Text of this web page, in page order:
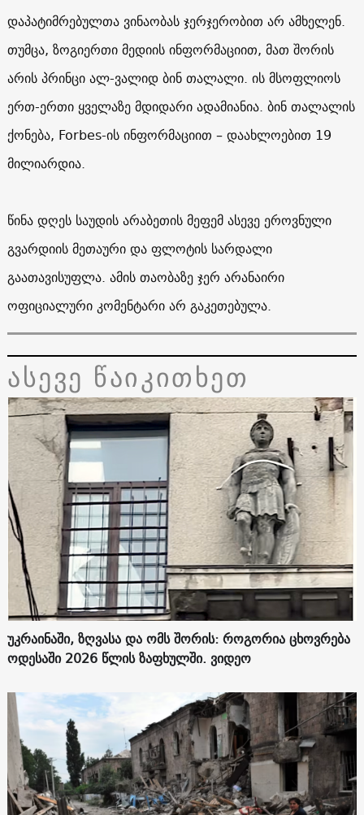
დაპატიმრებულთა ვინაობას ჯერჯერობით არ ამხელენ.
თუმცა, ზოგიერთი მედიის ინფორმაციით, მათ შორის
არის პრინცი ალ-ვალიდ ბინ თალალი. ის მსოფლიოს
ერთ-ერთი ყველაზე მდიდარი ადამიანია. ბინ თალალის
ქონება, Forbes-ის ინფორმაციით – დაახლოებით 19
მილიარდია.
წინა დღეს საუდის არაბეთის მეფემ ასევე ეროვნული
გვარდიის მეთაური და ფლოტის სარდალი
გაათავისუფლა. ამის თაობაზე ჯერ არანაირი
ოფიციალური კომენტარი არ გაკეთებულა.
ასევე წაიკითხეთ
უკრაინაში, ზღვასა და ომს შორის: როგორია ცხოვრება
ოდესაში 2026 წლის ზაფხულში. ვიდეო